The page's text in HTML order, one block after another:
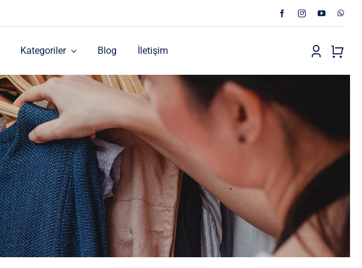
Kategoriler Blog İletişim